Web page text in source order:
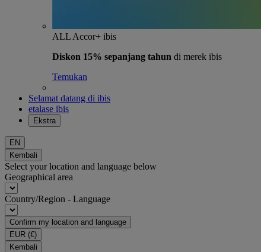
ALL Accor+ ibis
Diskon 15% sepanjang tahun di merek ibis
Temukan
Selamat datang di ibis
etalase ibis
Ekstra
EN
Kembali
Select your location and language below
Geographical area
Country/Region - Language
Confirm my location and language
EUR (€)
Kembali